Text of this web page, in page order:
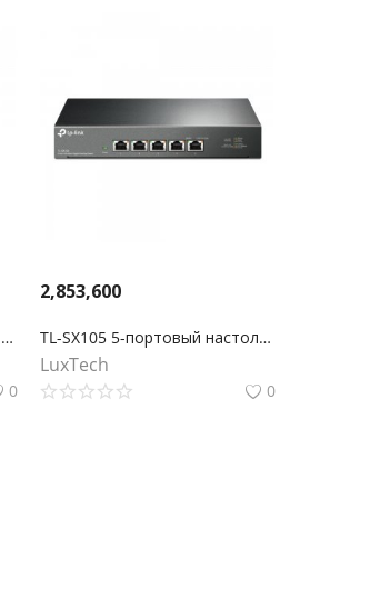
LS105G 5-портовый 10/100/1000 Мбит/с настольный коммутатор
0
2,853,600
TL-SX105 5-портовый настольный коммутатор 10 Гбит/с
LuxTech
0